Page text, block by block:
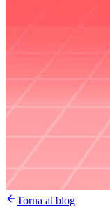
Torna al blog